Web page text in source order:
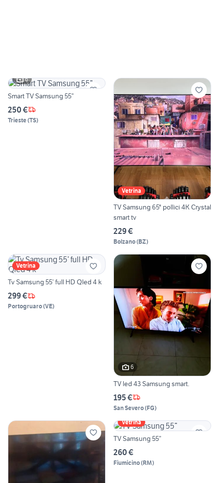
6
Smart TV Samsung 55”
250 €
Trieste(TS)
Vetrina
TV Samsung 65" pollici 4K Crystal
smart tv
229 €
Bolzano(BZ)
Vetrina
Tv Samsung 55’ full HD Qled 4 k
299 €
Portogruaro(VE)
6
TV led 43 Samsung smart.
195 €
San Severo(FG)
Vetrina
TV Samsung 55”
260 €
Fiumicino(RM)